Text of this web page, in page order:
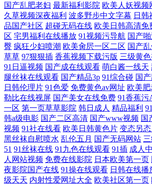
国产乱肥老妇 最新福利影院 欧美人妖视频
久草视频深夜福利 波多野步中文字幕 日韩
品国产社区 超碰无码在线 欧美日韩高清免
区 宅男福利在线播放 91视频污导航 国产
臀 疯狂少妇喷潮 欧美肏屄一区二区 国产
草草 97狠狠插 香蕉视频下载污版 三级黄
91日逼视频 国产成在线观看 萌白酱一线天
腿丝袜在线观看 国产精品3p 91综合碰 国
日韩伦理片 91色爱 免费黄色av网址 欧美肥
勒比在线视屏 国产美女在线免费 91香蕉污
一区 第一页草草影院 韩日成人 精品福利
韩a级电影 国产二区高清 国产www视频 国
视频 91社在线看 欧美日韩黄色片 变态另
黑丝袜自慰喷水 乱伦五月 国产无码网站
51 91丝袜在线 91九色在线观看 91插 成人
人网站视频 免费在线影院 日本欧美第一页
夜影院国产在线 91操在线观看 日韩在线播
级天天 内射性爱网址大全 欧美社区第一页